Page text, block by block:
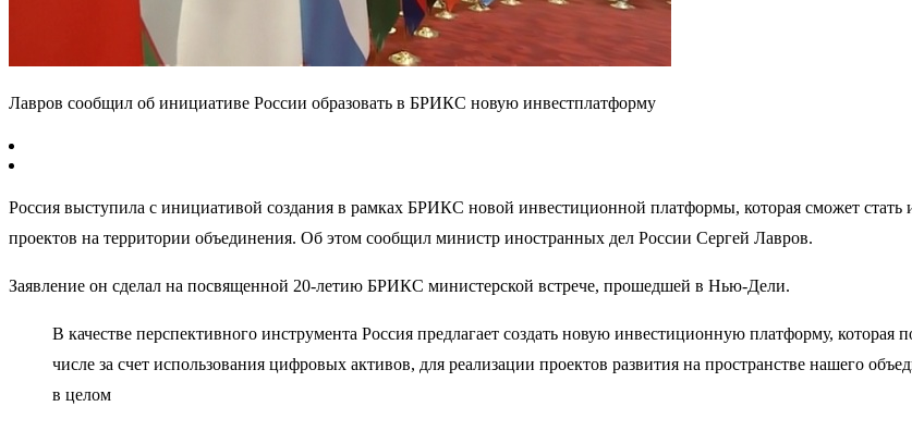
Лавров сообщил об инициативе России образовать в БРИКС новую инвестплатформу
Россия выступила с инициативой создания в рамках БРИКС новой инвестиционной платформы, которая сможет стать
проектов на территории объединения. Об этом сообщил министр иностранных дел России Сергей Лавров.
Заявление он сделал на посвященной 20-летию БРИКС министерской встрече, прошедшей в Нью-Дели.
В качестве перспективного инструмента Россия предлагает создать новую инвестиционную платформу, которая
числе за счет использования цифровых активов, для реализации проектов развития на пространстве нашего
в целом